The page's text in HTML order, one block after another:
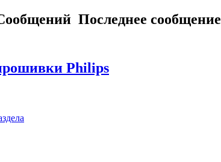
Последнее сообщение
Philips